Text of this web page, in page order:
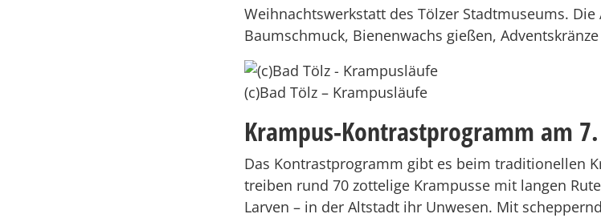
Weihnachtswerkstatt des Tölzer Stadtmuseums.
Baumschmuck, Bienenwachs gießen,
(c)Bad Tölz – Krampusläufe
Krampus-Kontrastprogramm am
Das Kontrastprogramm gibt es beim traditionellen
treiben rund 70 zottelige Krampusse mit langen
Larven – in der Altstadt ihr Unwesen. Mit